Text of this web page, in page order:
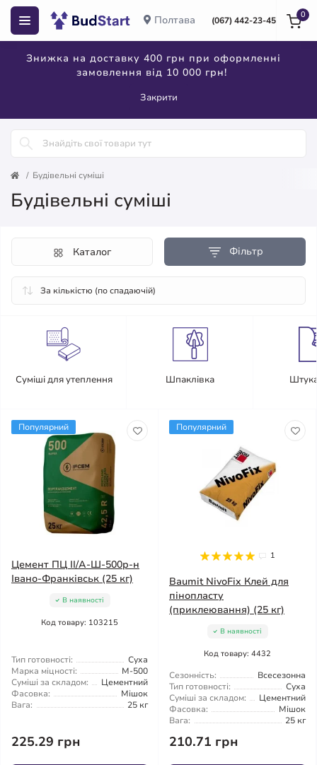
Полтава (067) 442-23-45
Знижка на доставку 400 грн при оформленні
замовлення від 10 000 грн!
Закрити
0
Будівельні суміші
Будівельні суміші
Фільтр
Каталог
Суміші для утеплення Шпаклівка
Популярний
Цемент ПЦ ІІ/А-Ш-500р-н
Івано-Франківськ (25 кг)
В наявності
Код товару: 103215
Тип готовності:
Суха
Марка міцності:
М-500
Суміші за складом:
Цементний
Фасовка:
Мішок
Вага:
25 кг
225.29 грн
Популярний
1
Baumit NivoFix Клей для
пінопласту
(приклеювання) (25 кг)
В наявності
Код товару: 4432
Сезонність:
Всесезонна
Тип готовності:
Суха
Суміші за складом:
Цементний
Фасовка:
Мішок
Вага:
25 кг
210.71 грн